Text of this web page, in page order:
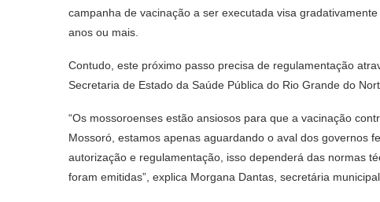
campanha de vacinação a ser executada visa
anos ou mais.
Contudo, este próximo passo precisa de regulamentação
Secretaria de Estado da Saúde Pública do Rio Grande do
“Os mossoroenses estão ansiosos para que a vacinação
Mossoró, estamos apenas aguardando o aval dos governos
autorização e regulamentação, isso dependerá das normas
foram emitidas”, explica Morgana Dantas, secretária